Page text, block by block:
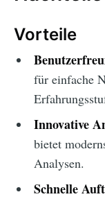
Vorteile
für einfache
Innovative
bietet
Analysen.
Schnelle